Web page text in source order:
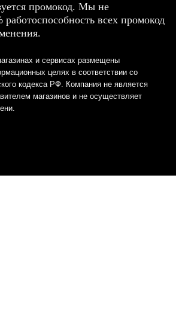
промокод. Мы не
работоспособность всех промокод
и сервисах размещены
целях в соответствии со
кодекса РФ. Компания не является
магазинов и не осуществляет